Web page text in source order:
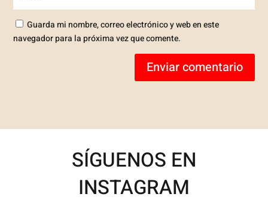
Guarda mi nombre, correo electrónico y web en este
navegador para la próxima vez que comente.
Enviar comentario
SÍGUENOS EN
INSTAGRAM